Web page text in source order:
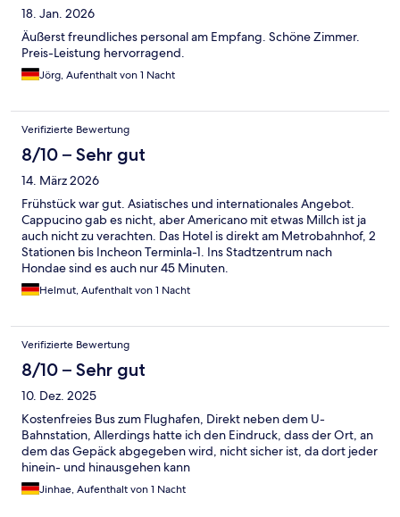
18. Jan. 2026
Äußerst freundliches personal am Empfang. Schöne Zimmer.
Preis-Leistung hervorragend.
Jörg, Aufenthalt von 1 Nacht
Verifizierte Bewertung
8/10 – Sehr gut
14. März 2026
Frühstück war gut. Asiatisches und internationales Angebot.
Cappucino gab es nicht, aber Americano mit etwas Millch ist ja
auch nicht zu verachten. Das Hotel is direkt am Metrobahnhof, 2
Stationen bis Incheon Terminla-1. Ins Stadtzentrum nach
Hondae sind es auch nur 45 Minuten.
Helmut, Aufenthalt von 1 Nacht
Verifizierte Bewertung
8/10 – Sehr gut
10. Dez. 2025
Kostenfreies Bus zum Flughafen, Direkt neben dem U-
Bahnstation, Allerdings hatte ich den Eindruck, dass der Ort, an
dem das Gepäck abgegeben wird, nicht sicher ist, da dort jeder
hinein- und hinausgehen kann
Jinhae, Aufenthalt von 1 Nacht